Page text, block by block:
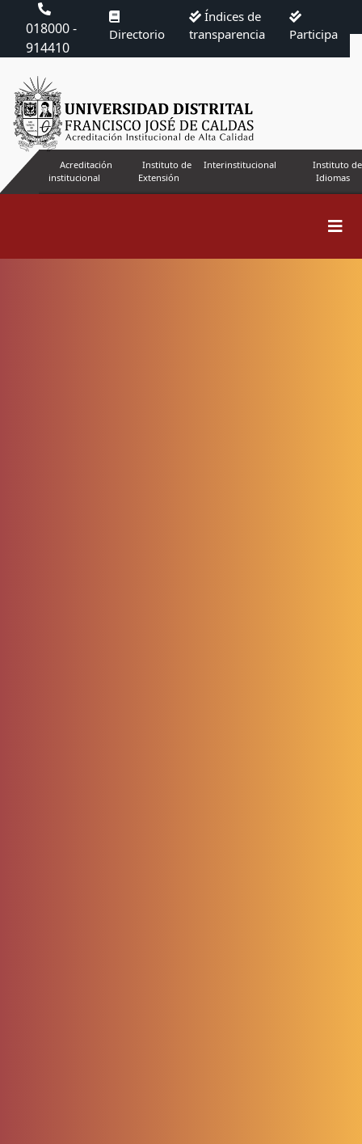
018000 -
914410
Directorio
Índices de
transparencia
Participa
Acreditación
institucional
Instituto de
Extensión
Interinstitucional
Instituto de
Idiomas